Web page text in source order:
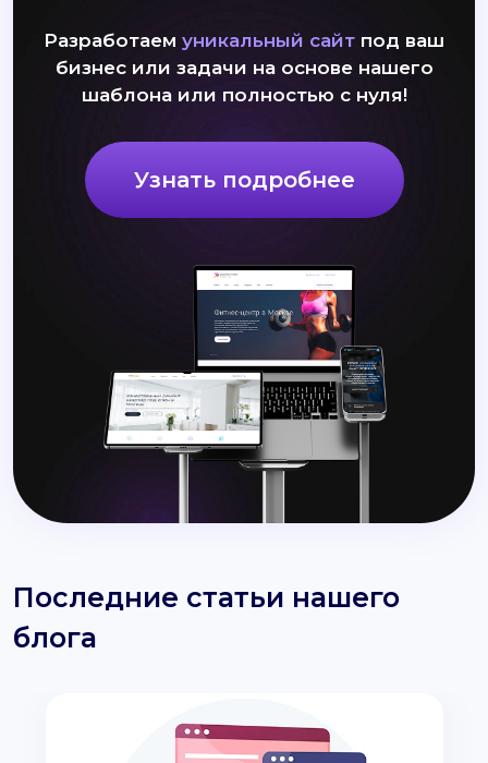
Разработаем уникальный сайт под ваш
бизнес или задачи на основе нашего
шаблона или полностью с нуля!
Узнать подробнее
Последние статьи нашего
блога